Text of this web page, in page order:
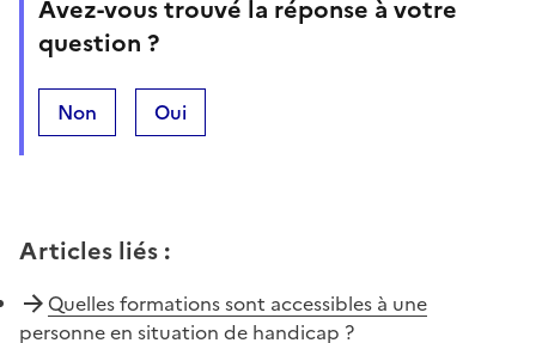
Avez-vous trouvé la réponse à votre
question ?
Non Oui
Articles liés :
Quelles formations sont accessibles à une
personne en situation de handicap ?